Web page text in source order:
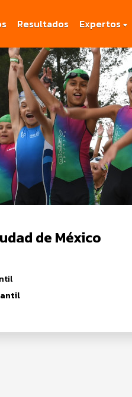
Resultados Expertos
de México